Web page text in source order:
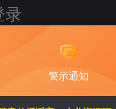
录
密码
警示通知